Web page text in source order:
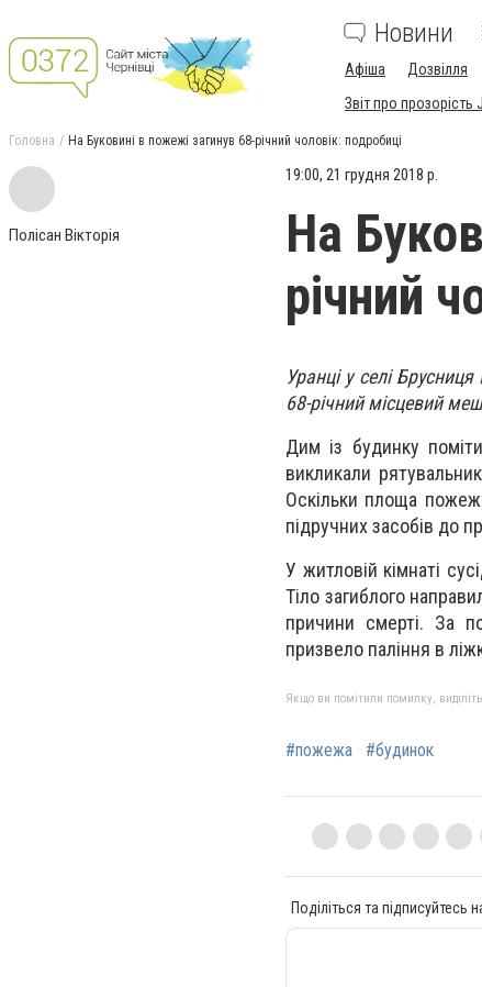
Новини
Афіша Дозвілля
Звіт про прозорість
Головна На Буковині в пожежі загинув 68-річний чоловік: подробиці
Полісан Вікторія
19:00, 21 грудня 2018 р.
На
річний
Уранці у селі
68-річний місцевий
Дим із будинку
викликали
Оскільки площа
підручних засобів до
У житловій кімнаті
Тіло загиблого
причини смерті. За
призвело паління в
Якщо ви помітили помилку,
#пожежа #будинок
Поділіться та підписуйтесь